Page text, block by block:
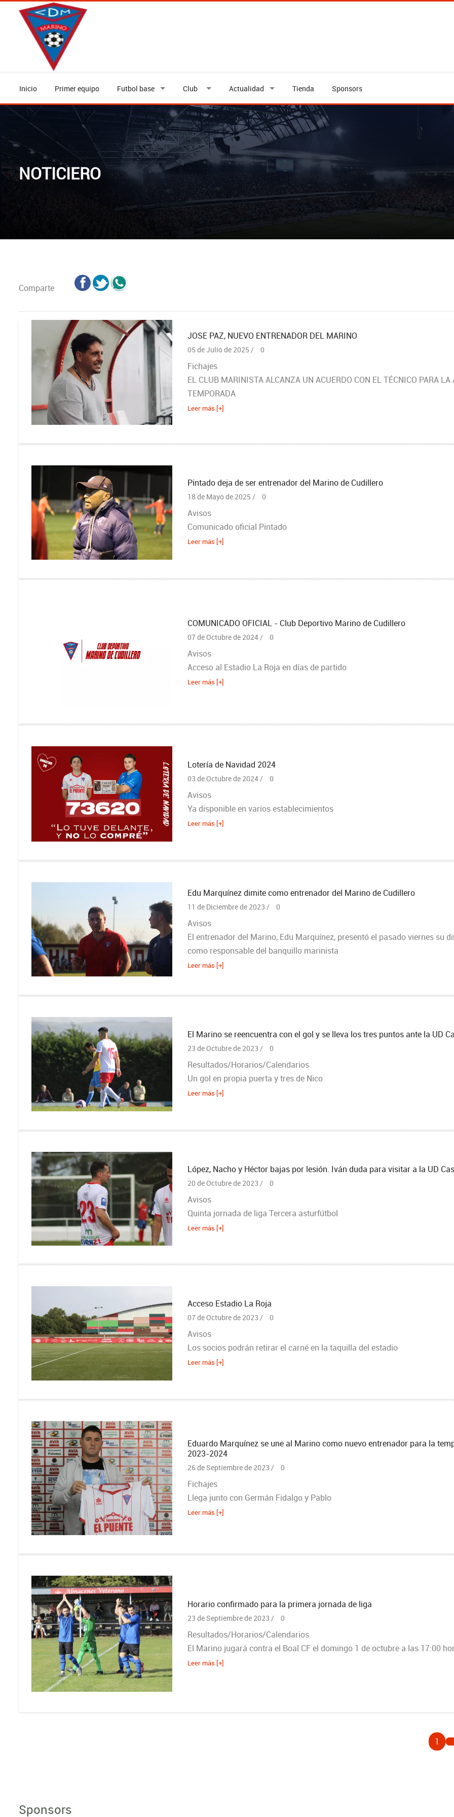
Inicio Primer equipo Futbol base Club Actualidad Tienda Sponsors
NOTICIERO
Comparte
JOSE PAZ, NUEVO ENTRENADOR DEL MARINO
05 de Julio de 2025 / 0
Fichajes
EL CLUB MARINISTA ALCANZA UN ACUERDO CON EL TÉCNICO PARA LA
TEMPORADA
Leer más [+]
Pintado deja de ser entrenador del Marino de Cudillero
18 de Mayo de 2025 / 0
Avisos
Comunicado oficial Pintado
Leer más [+]
COMUNICADO OFICIAL - Club Deportivo Marino de Cudillero
07 de Octubre de 2024 / 0
Avisos
Acceso al Estadio La Roja en días de partido
Leer más [+]
Lotería de Navidad 2024
03 de Octubre de 2024 / 0
Avisos
Ya disponible en varios establecimientos
Leer más [+]
Edu Marquínez dimite como entrenador del Marino de Cudillero
11 de Diciembre de 2023 / 0
Avisos
El entrenador del Marino, Edu Marquínez, presentó el pasado viernes su
como responsable del banquillo marinista
Leer más [+]
El Marino se reencuentra con el gol y se lleva los tres puntos ante la UD
23 de Octubre de 2023 / 0
Resultados/Horarios/Calendarios
Un gol en propia puerta y tres de Nico
Leer más [+]
López, Nacho y Héctor bajas por lesión. Iván duda para visitar a la UD
20 de Octubre de 2023 / 0
Avisos
Quinta jornada de liga Tercera asturfútbol
Leer más [+]
Acceso Estadio La Roja
07 de Octubre de 2023 / 0
Avisos
Los socios podrán retirar el carné en la taquilla del estadio
Leer más [+]
Eduardo Marquínez se une al Marino como nuevo entrenador para la
2023-2024
26 de Septiembre de 2023 / 0
Fichajes
Llega junto con Germán Fidalgo y Pablo
Leer más [+]
Horario confirmado para la primera jornada de liga
23 de Septiembre de 2023 / 0
Resultados/Horarios/Calendarios
El Marino jugará contra el Boal CF el domingo 1 de octubre a las 17:00
Leer más [+]
1
Sponsors